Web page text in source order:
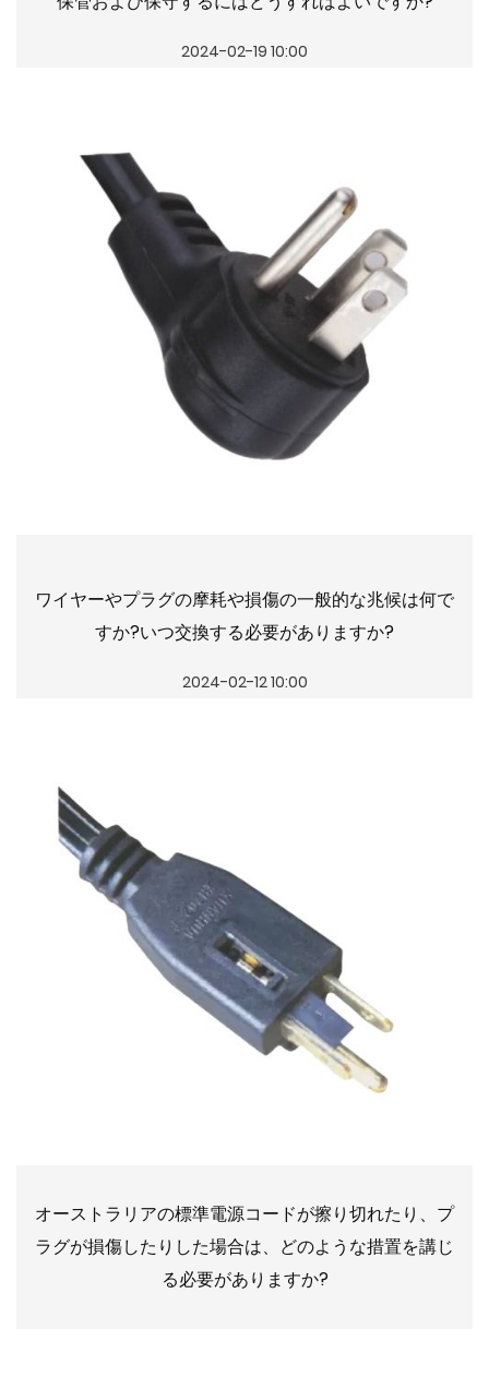
2024-02-19 10:00
ワイヤーやプラグの摩耗や損傷の一般的な兆候は何で
すか?いつ交換する必要がありますか?
2024-02-12 10:00
オーストラリアの標準電源コードが擦り切れたり、プ
ラグが損傷したりした場合は、どのような措置を講じ
る必要がありますか?